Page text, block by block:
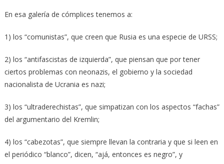
En esa galería de cómplices tenemos a:
1) los “comunistas”, que creen que Rusia es una especie de URSS;
2) los “antifascistas de izquierda”, que piensan que por tener
ciertos problemas con neonazis, el gobierno y la sociedad
nacionalista de Ucrania es nazi;
3) los “ultraderechistas”, que simpatizan con los aspectos “fachas”
del argumentario del Kremlin;
4) los “cabezotas”, que siempre llevan la contraria y que si leen en
el periódico “blanco”, dicen, “ajá, entonces es negro”, y